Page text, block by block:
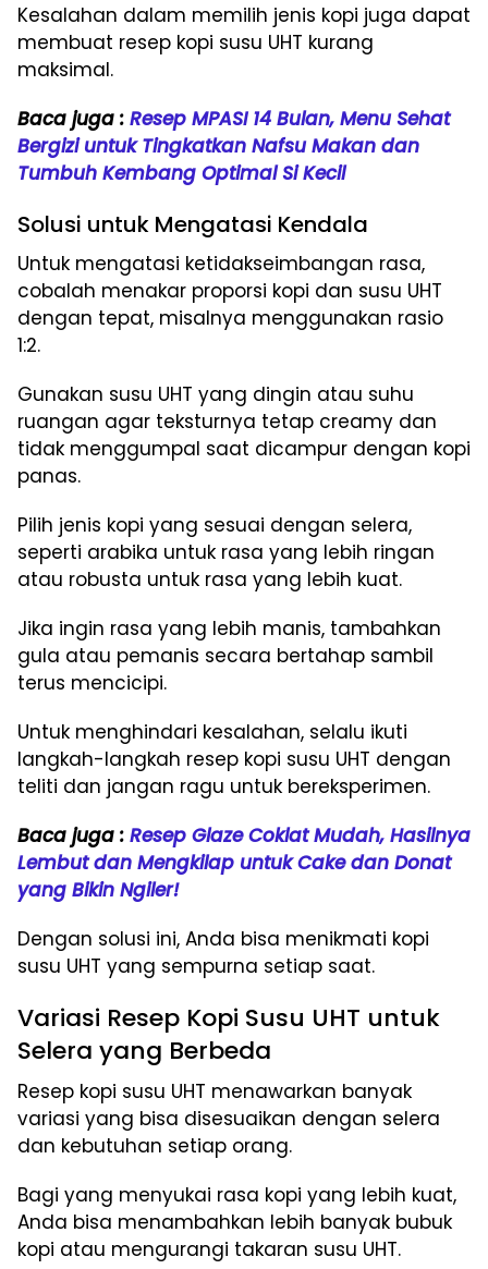
Kesalahan dalam memilih jenis kopi juga dapat
membuat resep kopi susu UHT kurang
maksimal.
Baca juga : Resep MPASI 14 Bulan, Menu Sehat
Bergizi untuk Tingkatkan Nafsu Makan dan
Tumbuh Kembang Optimal Si Kecil
Solusi untuk Mengatasi Kendala
Untuk mengatasi ketidakseimbangan rasa,
cobalah menakar proporsi kopi dan susu UHT
dengan tepat, misalnya menggunakan rasio
1:2.
Gunakan susu UHT yang dingin atau suhu
ruangan agar teksturnya tetap creamy dan
tidak menggumpal saat dicampur dengan kopi
panas.
Pilih jenis kopi yang sesuai dengan selera,
seperti arabika untuk rasa yang lebih ringan
atau robusta untuk rasa yang lebih kuat.
Jika ingin rasa yang lebih manis, tambahkan
gula atau pemanis secara bertahap sambil
terus mencicipi.
Untuk menghindari kesalahan, selalu ikuti
langkah-langkah resep kopi susu UHT dengan
teliti dan jangan ragu untuk bereksperimen.
Baca juga : Resep Glaze Coklat Mudah, Hasilnya
Lembut dan Mengkilap untuk Cake dan Donat
yang Bikin Ngiler!
Dengan solusi ini, Anda bisa menikmati kopi
susu UHT yang sempurna setiap saat.
Variasi Resep Kopi Susu UHT untuk
Selera yang Berbeda
Resep kopi susu UHT menawarkan banyak
variasi yang bisa disesuaikan dengan selera
dan kebutuhan setiap orang.
Bagi yang menyukai rasa kopi yang lebih kuat,
Anda bisa menambahkan lebih banyak bubuk
kopi atau mengurangi takaran susu UHT.